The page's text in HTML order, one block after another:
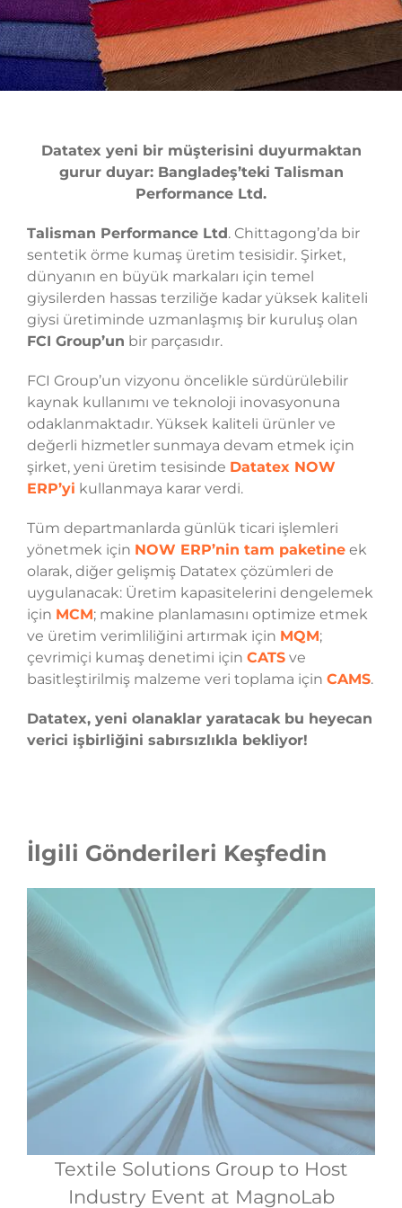
Datatex yeni bir müşterisini duyurmaktan
gurur duyar: Bangladeş’teki Talisman
Performance Ltd.
Talisman Performance Ltd. Chittagong’da bir
sentetik örme kumaş üretim tesisidir. Şirket,
dünyanın en büyük markaları için temel
giysilerden hassas terziliğe kadar yüksek kaliteli
giysi üretiminde uzmanlaşmış bir kuruluş olan
FCI Group’un bir parçasıdır.
FCI Group’un vizyonu öncelikle sürdürülebilir
kaynak kullanımı ve teknoloji inovasyonuna
odaklanmaktadır. Yüksek kaliteli ürünler ve
değerli hizmetler sunmaya devam etmek için
şirket, yeni üretim tesisinde Datatex NOW
ERP’yi kullanmaya karar verdi.
Tüm departmanlarda günlük ticari işlemleri
yönetmek için NOW ERP’nin tam paketine ek
olarak, diğer gelişmiş Datatex çözümleri de
uygulanacak: Üretim kapasitelerini dengelemek
için MCM; makine planlamasını optimize etmek
ve üretim verimliliğini artırmak için MQM;
çevrimiçi kumaş denetimi için CATS ve
basitleştirilmiş malzeme veri toplama için CAMS.
Datatex, yeni olanaklar yaratacak bu heyecan
verici işbirliğini sabırsızlıkla bekliyor!
İlgili Gönderileri Keşfedin
Textile Solutions Group to Host
Industry Event at MagnoLab